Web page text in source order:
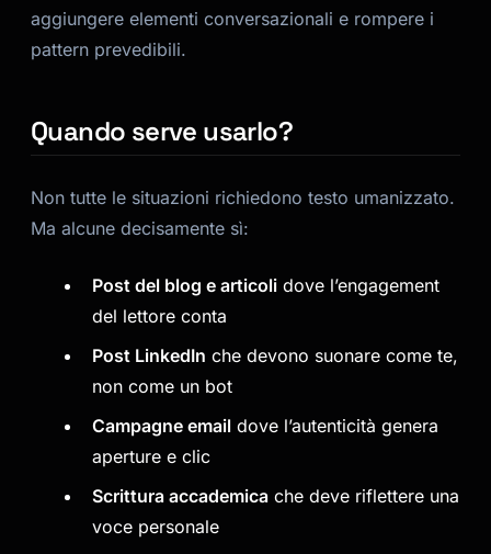
aggiungere elementi conversazionali e rompere i
pattern prevedibili.
Quando serve usarlo?
Non tutte le situazioni richiedono testo umanizzato.
Ma alcune decisamente sì:
Post del blog e articoli dove l’engagement
del lettore conta
Post LinkedIn che devono suonare come te,
non come un bot
Campagne email dove l’autenticità genera
aperture e clic
Scrittura accademica che deve riflettere una
voce personale